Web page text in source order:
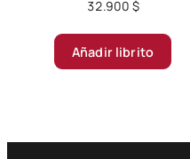
32.900 $
Añadir librito